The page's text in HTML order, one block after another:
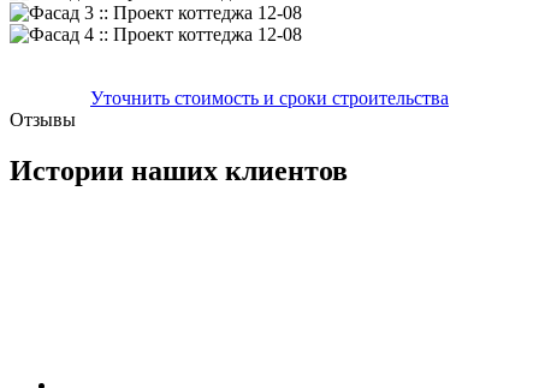
Уточнить стоимость и сроки строительства
Отзывы
Истории наших клиентов